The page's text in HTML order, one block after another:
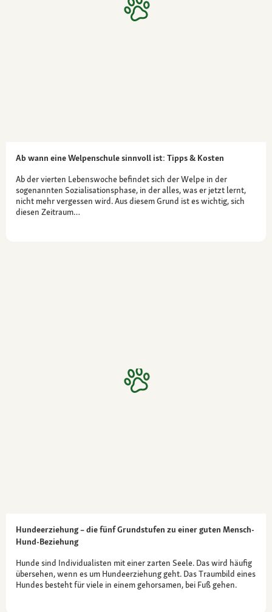
Ab wann eine Welpenschule sinnvoll ist: Tipps & Kosten
Ab der vierten Lebenswoche befindet sich der Welpe in der
sogenannten Sozialisationsphase, in der alles, was er jetzt lernt,
nicht mehr vergessen wird. Aus diesem Grund ist es wichtig, sich
diesen Zeitraum…
Hundeerziehung – die fünf Grundstufen zu einer guten Mensch-
Hund-Beziehung
Hunde sind Individualisten mit einer zarten Seele. Das wird häufig
übersehen, wenn es um Hundeerziehung geht. Das Traumbild eines
Hundes besteht für viele in einem gehorsamen, bei Fuß gehen.